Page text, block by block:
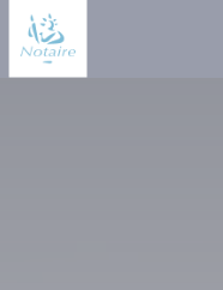
Panneau de gestion des